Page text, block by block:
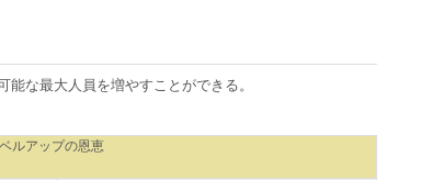
な最大人員を増やすことができる。
ルアップの恩恵